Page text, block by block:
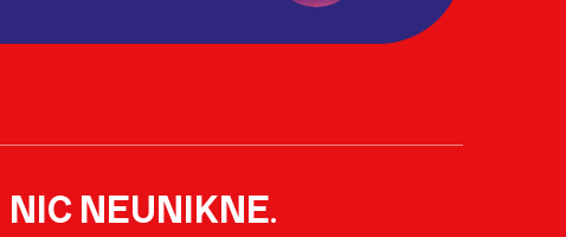
NIC NEUNIKNE.